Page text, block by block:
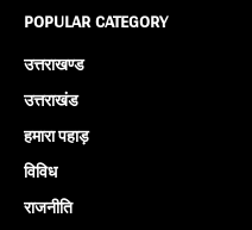
POPULAR CATEGORY
उत्तराखण्ड
उत्तराखंड
हमारा पहाड़
विविध
राजनीति